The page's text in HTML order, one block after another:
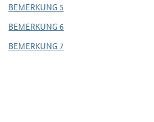
BEMERKUNG 5
BEMERKUNG 6
BEMERKUNG 7